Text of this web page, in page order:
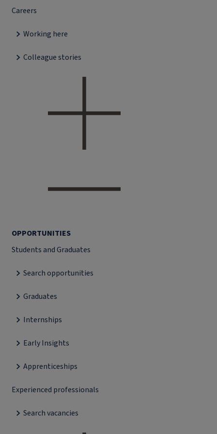
Careers
Working here
Colleague stories
OPPORTUNITIES
Students and Graduates
Search opportunities
Graduates
Internships
Early Insights
Apprenticeships
Experienced professionals
Search vacancies